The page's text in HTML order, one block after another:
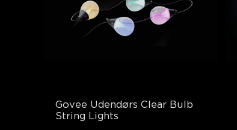
Govee Udendørs Clear Bulb
String Lights